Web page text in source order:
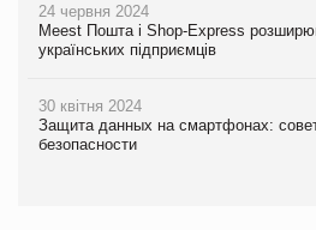
24 червня 2024
Meest Пошта і Shop-Express
українських підприємців
30 квітня 2024
Защита данных на смартфонах:
безопасности